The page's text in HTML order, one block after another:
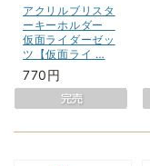
アクリルブリスタ
ーキーホルダー
仮面ライダーゼッ
ツ【仮面ライ …
770円